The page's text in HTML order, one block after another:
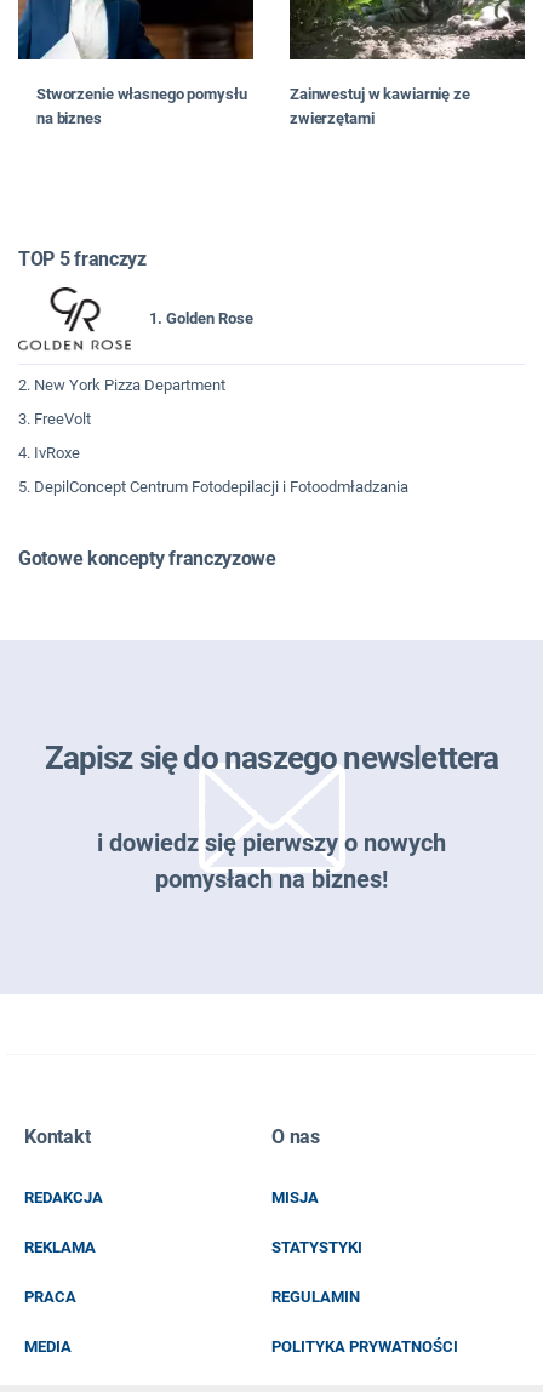
Stworzenie własnego pomysłu
na biznes
Zainwestuj w kawiarnię ze
zwierzętami
TOP 5 franczyz
1. Golden Rose
2. New York Pizza Department
3. FreeVolt
4. IvRoxe
5. DepilConcept Centrum Fotodepilacji i Fotoodmładzania
Gotowe koncepty franczyzowe
Zapisz się do naszego newslettera
i dowiedz się pierwszy o nowych
pomysłach na biznes!
EMAIL
Kontakt
REDAKCJA
REKLAMA
PRACA
MEDIA
O nas
MISJA
STATYSTYKI
REGULAMIN
POLITYKA PRYWATNOŚCI